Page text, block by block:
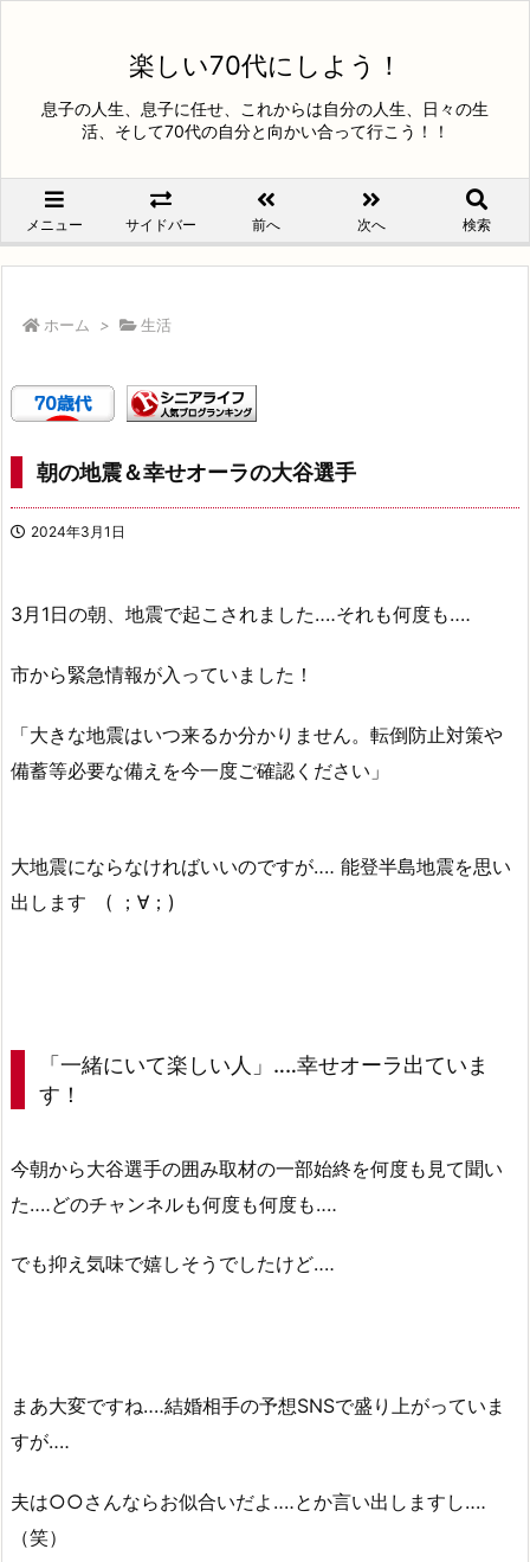
楽しい70代にしよう！
息子の人生、息子に任せ、これからは自分の人生、日々の生
活、そして70代の自分と向かい合って行こう！！
メニュー サイドバー 前へ 次へ 検索
ホーム > 生活
朝の地震＆幸せオーラの大谷選手
2024年3月1日
3月1日の朝、地震で起こされました‥‥それも何度も‥‥
市から緊急情報が入っていました！
「大きな地震はいつ来るか分かりません。転倒防止対策や
備蓄等必要な備えを今一度ご確認ください」
大地震にならなければいいのですが‥‥ 能登半島地震を思い
出します ( ；∀；)
「一緒にいて楽しい人」‥‥幸せオーラ出ていま
す！
今朝から大谷選手の囲み取材の一部始終を何度も見て聞い
た‥‥どのチャンネルも何度も何度も‥‥
でも抑え気味で嬉しそうでしたけど‥‥
まあ大変ですね‥‥結婚相手の予想SNSで盛り上がっていま
すが‥‥
夫は○○さんならお似合いだよ‥‥とか言い出しますし‥‥
（笑）